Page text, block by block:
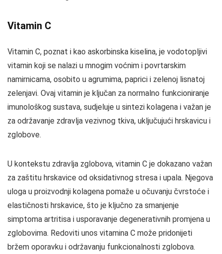
Vitamin C
Vitamin C, poznat i kao askorbinska kiselina, je vodotopljivi
vitamin koji se nalazi u mnogim voćnim i povrtarskim
namirnicama, osobito u agrumima, paprici i zelenoj lisnatoj
zelenjavi. Ovaj vitamin je ključan za normalno funkcioniranje
imunološkog sustava, sudjeluje u sintezi kolagena i važan je
za održavanje zdravlja vezivnog tkiva, uključujući hrskavicu i
zglobove.
U kontekstu zdravlja zglobova, vitamin C je dokazano važan
za zaštitu hrskavice od oksidativnog stresa i upala. Njegova
uloga u proizvodnji kolagena pomaže u očuvanju čvrstoće i
elastičnosti hrskavice, što je ključno za smanjenje
simptoma artritisa i usporavanje degenerativnih promjena u
zglobovima. Redoviti unos vitamina C može pridonijeti
bržem oporavku i održavanju funkcionalnosti zglobova.